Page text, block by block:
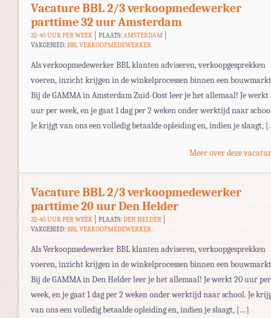
Vacature BBL 2/3 verkoopmedewerker
parttime 32 uur Amsterdam
32-40 UUR PER WEEK PLAATS: AMSTERDAM
VAKGEBIED: BBL VERKOOPMEDEWERKER
Als verkoopmedewerker BBL klanten adviseren, verkoopgesprekken
voeren, inzicht krijgen in de winkelprocessen binnen een
Bij de GAMMA in Amsterdam Zuid-Oost leer je het allemaal! Je werkt
uur per week, en je gaat 1 dag per 2 weken onder werktijd naar
Je krijgt van ons een volledig betaalde opleiding en, indien je slaagt,
Meer over deze
Vacature BBL 2/3 verkoopmedewerker
parttime 20 uur Den Helder
32-40 UUR PER WEEK PLAATS: DEN HELDER
VAKGEBIED: BBL VERKOOPMEDEWERKER
Als Verkoopmedewerker BBL klanten adviseren, verkoopgesprekken
voeren, inzicht krijgen in de winkelprocessen binnen een
Bij de GAMMA in Den Helder leer je het allemaal! Je werkt 20 uur per
week, en je gaat 1 dag per 2 weken onder werktijd naar school. Je
van ons een volledig betaalde opleiding en, indien je slaagt, […]